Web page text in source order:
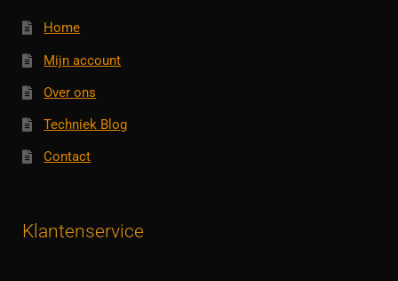
Home
Mijn account
Over ons
Techniek Blog
Contact
Klantenservice